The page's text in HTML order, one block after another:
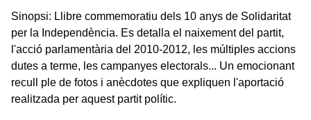
Sinopsi: Llibre commemoratiu dels 10 anys de Solidaritat
per la Independència. Es detalla el naixement del partit,
l'acció parlamentària del 2010-2012, les múltiples accions
dutes a terme, les campanyes electorals... Un emocionant
recull ple de fotos i anècdotes que expliquen l'aportació
realitzada per aquest partit polític.